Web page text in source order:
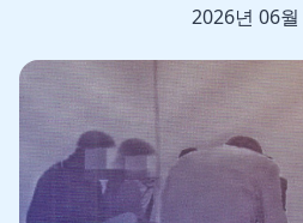
2026년 06월